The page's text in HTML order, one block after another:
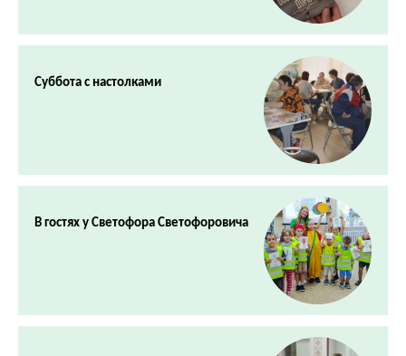
Суббота с настолками
В гостях у Светофора Светофоровича